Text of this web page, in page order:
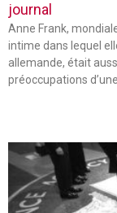
journal
Anne Frank,
intime dans lequel
allemande, était
préoccupations